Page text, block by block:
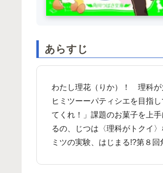
あらすじ
わたし理花（りか）！ 理科が
ヒミツーーパティシエを目指
てくれ！」課題のお菓子を上
るの、じつは〈理科がトクイ
ミツの実験、はじまる!?第８